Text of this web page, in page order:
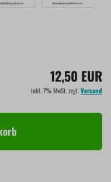
12,50 EUR
inkl. 7% MwSt. zzgl.Versand